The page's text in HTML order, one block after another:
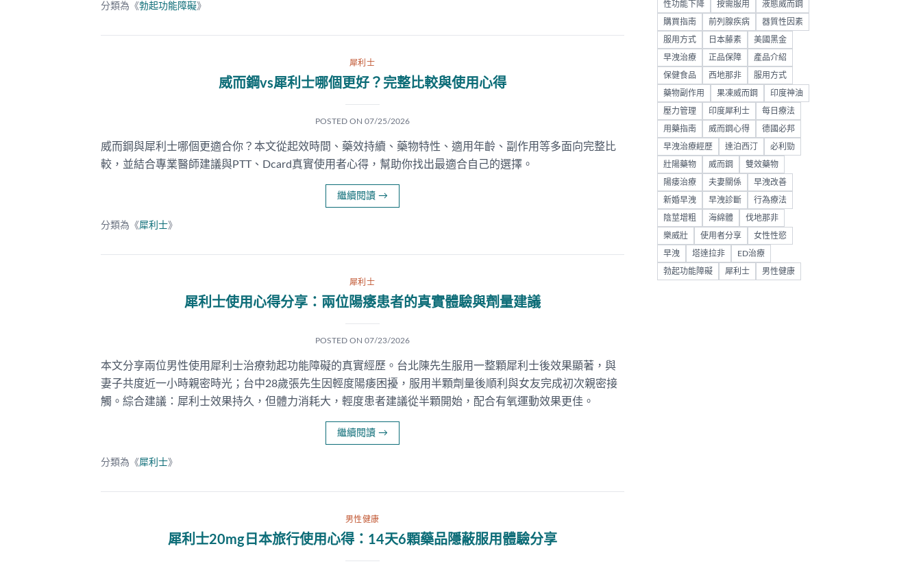
分類為《勃起功能障礙》
犀利士
威而鋼vs犀利士哪個更好？完整比較與使用心得
POSTED ON 07/25/2026
威而鋼與犀利士哪個更適合你？本文從起效時間、藥效持續、藥物特性、適用年齡、副作用等多面向完整比
較，並結合專業醫師建議與PTT、Dcard真實使用者心得，幫助你找出最適合自己的選擇。
繼續閱讀 →
分類為《犀利士》
犀利士
犀利士使用心得分享：兩位陽痿患者的真實體驗與劑量建議
POSTED ON 07/23/2026
本文分享兩位男性使用犀利士治療勃起功能障礙的真實經歷。台北陳先生服用一整顆犀利士後效果顯著，與
妻子共度近一小時親密時光；台中28歲張先生因輕度陽痿困擾，服用半顆劑量後順利與女友完成初次親密接
觸。綜合建議：犀利士效果持久，但體力消耗大，輕度患者建議從半顆開始，配合有氧運動效果更佳。
繼續閱讀 →
分類為《犀利士》
男性健康
犀利士20mg日本旅行使用心得：14天6顆藥品隱蔽服用體驗分享
性功能下降 按需服用 液態威而鋼
購買指南 前列腺疾病 器質性因素
服用方式 日本藤素 美國黑金
早洩治療 正品保障 產品介紹
保健食品 西地那非 服用方式
藥物副作用 果凍威而鋼 印度神油
壓力管理 印度犀利士 每日療法
用藥指南 威而鋼心得 德國必邦
早洩治療經歷 達泊西汀 必利勁
壯陽藥物 威而鋼 雙效藥物
陽痿治療 夫妻關係 早洩改善
新婚早洩 早洩診斷 行為療法
陰莖增粗 海綿體 伐地那非
樂威壯 使用者分享 女性性慾
早洩 塔達拉非 ED治療
勃起功能障礙 犀利士 男性健康